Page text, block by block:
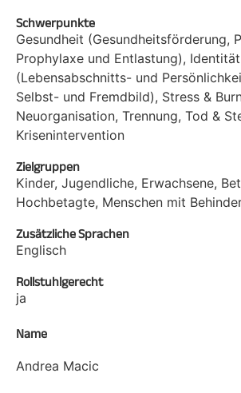
Schwerpunkte
Gesundheit (Gesundheitsförderung,
Prophylaxe und Entlastung), Identität
(Lebensabschnitts- und
Selbst- und Fremdbild), Stress &
Neuorganisation, Trennung, Tod &
Krisenintervention
Zielgruppen
Kinder, Jugendliche, Erwachsene,
Hochbetagte, Menschen mit
Zusätzliche Sprachen
Englisch
Rollstuhlgerecht
ja
Name
Andrea Macic